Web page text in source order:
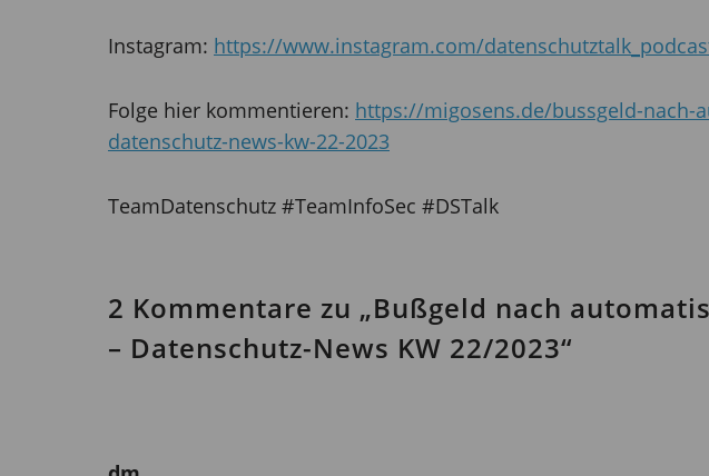
Instagram: https://www.instagram.com/
Folge hier kommentieren: https://migosens.de/bussgeld-nach-
datenschutz-news-kw-22-2023
TeamDatenschutz #TeamInfoSec #DSTalk
2 Kommentare zu „Bußgeld nach
– Datenschutz-News KW 22/2023“